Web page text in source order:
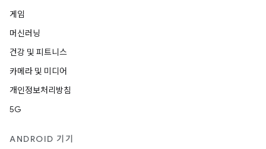
게임
머신러닝
건강 및 피트니스
카메라 및 미디어
개인정보처리방침
5G
ANDROID 기기